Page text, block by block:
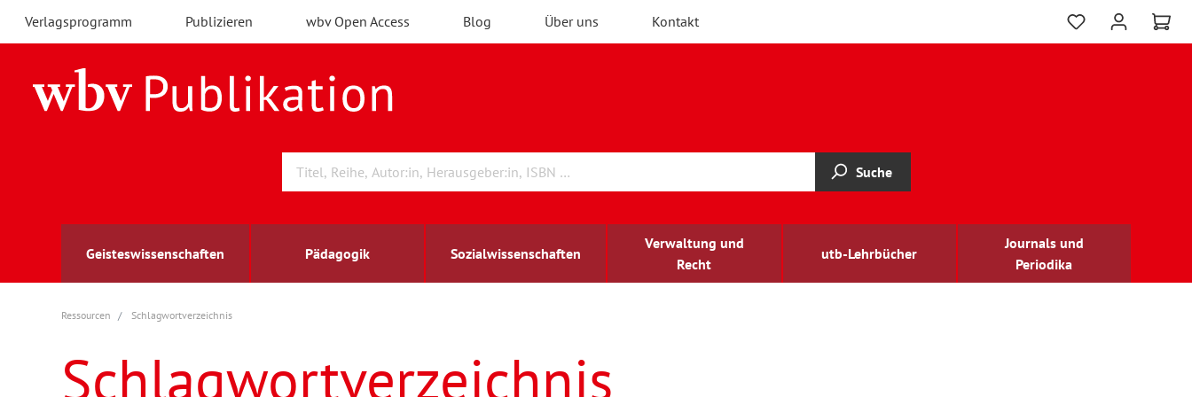
Verlagsprogramm Publizieren wbv Open Access Blog Über uns Kontakt
Suche
Geisteswissenschaften Pädagogik Sozialwissenschaften
Verwaltung und
Recht
utb-Lehrbücher
Journals und
Periodika
Archäologie
Berufs- und Wirtschaftspädagogik
Arbeitsmarktforschung
Außenwirtschaft
berufsbildung
Ressourcen Schlagwortverzeichnis
Schlagwortverzeichnis